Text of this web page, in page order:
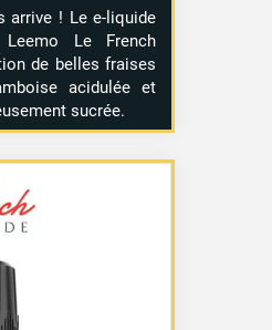
arrive ! Le e-liquide
Le French
de belles fraises
acidulée et
sucrée.